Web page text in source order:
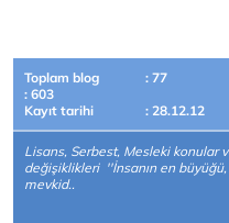
Toplam blog
: 77
: 603
Kayıt tarihi
: 28.12.12
Lisans, Serbest, Mesleki konular
değişiklikleri ''İnsanın en
mevkid..